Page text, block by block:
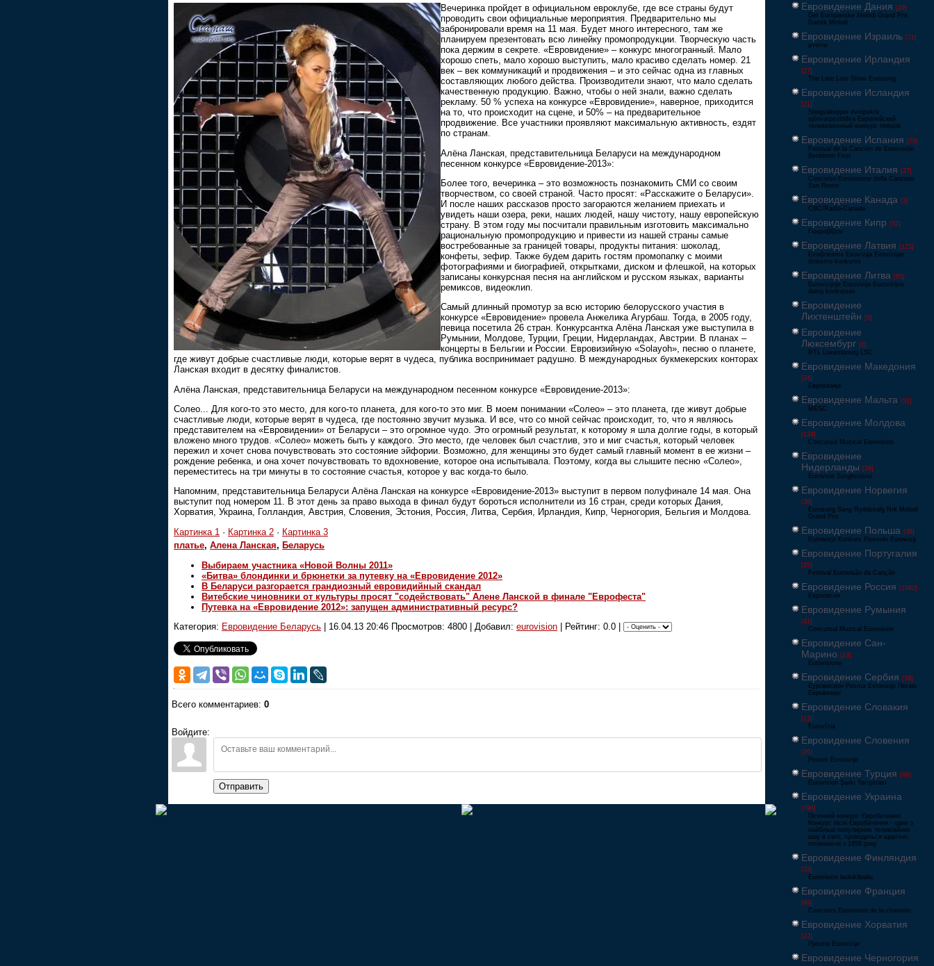
Вечеринка пройдет в официальном евроклубе, где все страны будут
проводить свои официальные мероприятия. Предварительно мы
забронировали время на 11 мая. Будет много интересного, там же
планируем презентовать всю линейку промопродукции. Творческую часть
пока держим в секрете. «Евровидение» – конкурс многогранный. Мало
хорошо спеть, мало хорошо выступить, мало красиво сделать номер. 21
век – век коммуникаций и продвижения – и это сейчас одна из главных
составляющих любого действа. Производители знают, что мало сделать
качественную продукцию. Важно, чтобы о ней знали, важно сделать
рекламу. 50 % успеха на конкурсе «Евровидение», наверное, приходится
на то, что происходит на сцене, и 50% – на предварительное
продвижение. Все участники проявляют максимальную активность, ездят
по странам.
Алёна Ланская, представительница Беларуси на международном
песенном конкурсе «Евровидение-2013»:
Более того, вечеринка – это возможность познакомить СМИ со своим
творчеством, со своей страной. Часто просят: «Расскажите о Беларуси».
И после наших рассказов просто загораются желанием приехать и
увидеть наши озера, реки, наших людей, нашу чистоту, нашу европейскую
страну. В этом году мы посчитали правильным изготовить максимально
рациональную промопродукцию и привести из нашей страны самые
востребованные за границей товары, продукты питания: шоколад,
конфеты, зефир. Также будем дарить гостям промопапку с моими
фотографиями и биографией, открытками, диском и флешкой, на которых
записаны конкурсная песня на английском и русском языках, варианты
ремиксов, видеоклип.
Самый длинный промотур за всю историю белорусского участия в
конкурсе «Евровидение» провела Анжелика Агурбаш. Тогда, в 2005 году,
певица посетила 26 стран. Конкурсантка Алёна Ланская уже выступила в
Румынии, Молдове, Турции, Греции, Нидерландах, Австрии. В планах –
концерты в Бельгии и России. Евровизийную «Solayoh», песню о планете,
где живут добрые счастливые люди, которые верят в чудеса, публика воспринимает радушно. В международных букмекерских конторах
Ланская входит в десятку финалистов.
Алёна Ланская, представительница Беларуси на международном песенном конкурсе «Евровидение-2013»:
Солео... Для кого-то это место, для кого-то планета, для кого-то это миг. В моем понимании «Солео» – это планета, где живут добрые
счастливые люди, которые верят в чудеса, где постоянно звучит музыка. И все, что со мной сейчас происходит, то, что я являюсь
представителем на «Евровидении» от Беларуси – это огромное чудо. Это огромный результат, к которому я шла долгие годы, в который
вложено много трудов. «Солео» можеть быть у каждого. Это место, где человек был счастлив, это и миг счастья, который человек
пережил и хочет снова почувствовать это состояние эйфории. Возможно, для женщины это будет самый главный момент в ее жизни –
рождение ребенка, и она хочет почувствовать то вдохновение, которое она испытывала. Поэтому, когда вы слышите песню «Солео»,
переместитесь на три минуты в то состояние счастья, которое у вас когда-то было.
Напомним, представительница Беларуси Алёна Ланская на конкурсе «Евровидение-2013» выступит в первом полуфинале 14 мая. Она
выступит под номером 11. В этот день за право выхода в финал будут бороться исполнители из 16 стран, среди которых Дания,
Хорватия, Украина, Голландия, Австрия, Словения, Эстония, Россия, Литва, Сербия, Ирландия, Кипр, Черногория, Бельгия и Молдова.
Картинка 1 · Картинка 2 · Картинка 3
платье, Алена Ланская, Беларусь
Выбираем участника «Новой Волны 2011»
«Битва» блондинки и брюнетки за путевку на «Евровидение 2012»
В Беларуси разгорается грандиозный евровидийный скандал
Витебские чиновники от культуры просят "содействовать" Алене Ланской в финале "Еврофеста"
Путевка на «Евровидение 2012»: запущен административный ресурс?
Категория: Евровидение Беларусь 16.04.13 20:46 Просмотров: 4800 | Добавил: eurovision | Рейтинг: 0.0 |
Всего комментариев: 0
Войдите:
Отправить
Евровидение Дания [29]
Det Europæiske Melodi Grand Prix
Dansk Melodi
Евровидение Израиль [71]
‏אירוויזיון
Евровидение Ирландия
[27]
The Late Late Show Eurosong
Евровидение Исландия
[21]
Söngvakeppni evrópskra
sjónvarpsstöðva Европейский
телевизионный конкурс певцов
Евровидение Испания [79]
Festival de la Canción de Eurovisión
Benidorm Fest
Евровидение Италия [27]
Concorso Eurovisione della Canzone
San Remo
Евровидение Канада [3]
CBC/Radio-Canada
Евровидение Кипр [52]
Γιουροβίζιον
Евровидение Латвия [125]
Eirodziesma Eirovīzija Eirovīzijas
dziesmu konkurss
Евровидение Литва [65]
Eurovizijoje Eurovizija Eurovizijos
dainų konkursas
Евровидение
Лихтенштейн [6]
Евровидение
Люксембург [6]
RTL Luxembourg LSC
Евровидение Македония
[24]
Евровизија
Евровидение Мальта [51]
MESC
Евровидение Молдова
[134]
Concursul Muzical Eurovision
Евровидение
Нидерланды [26]
Eurovisie Songfestival
Евровидение Норвегия
[39]
Eurosong Sang Ryddesalg Nrk Melodi
Grand Prix
Евровидение Польша [36]
Eurowizja Konkurs Piosenki Eurowizji
Евровидение Португалия
[25]
Festival Eurovisão da Canção
Евровидение Россия [1062]
Европесня
Евровидение Румыния
[41]
Concursul Muzical Eurovision
Евровидение Сан-
Марино [23]
Eurovisione
Евровидение Сербия [39]
Еуровисион Pesma Evrovizije Песма
Евровизије
Евровидение Словакия
[13]
Eurovízia
Евровидение Словения
[26]
Pesem Evrovizije
Евровидение Турция [66]
Eurovision Şarkı Yarışması
Евровидение Украина
[796]
Пісенний конкурс Євробачення
Конкурс пісні Євробачення - одне з
найбільш популярних телевізійних
шоу в світі, проводиться щорічно,
починаючи з 1956 року
Евровидение Финляндия
[33]
Eurovision laulukilpailu
Евровидение Франция
[49]
Concours Eurovision de la chanson
Евровидение Хорватия
[22]
Pjesma Eurovizije
Евровидение Черногория